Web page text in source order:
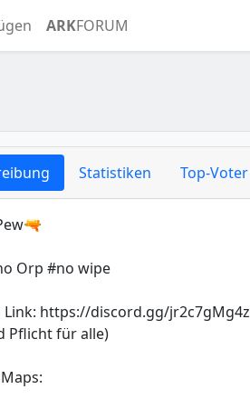
ARKFORUM
Statistiken Top-Voter
Orp #no wipe
Link: https://discord.gg/jr2c7gMg4z
Pflicht für alle)